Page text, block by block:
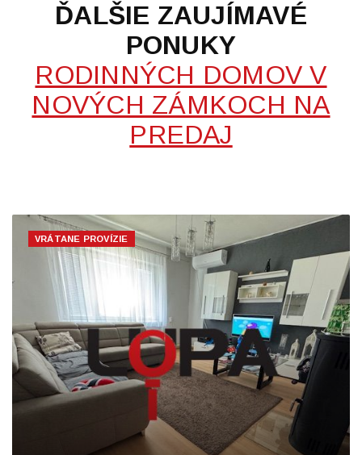
ĎALŠIE ZAUJÍMAVÉ
PONUKY
RODINNÝCH DOMOV V
NOVÝCH ZÁMKOCH NA
PREDAJ
VRÁTANE PROVÍZIE